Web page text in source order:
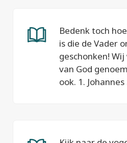
Bedenk toch
is die de Vader
geschonken!
van God
ook. 1. Johannes